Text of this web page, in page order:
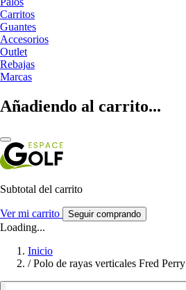
Carritos
Guantes
Accesorios
Outlet
Rebajas
Marcas
Añadiendo al carrito...
Subtotal del carrito
Ver mi carrito Seguir comprando
Loading...
Inicio
/ Polo de rayas verticales Fred Perry